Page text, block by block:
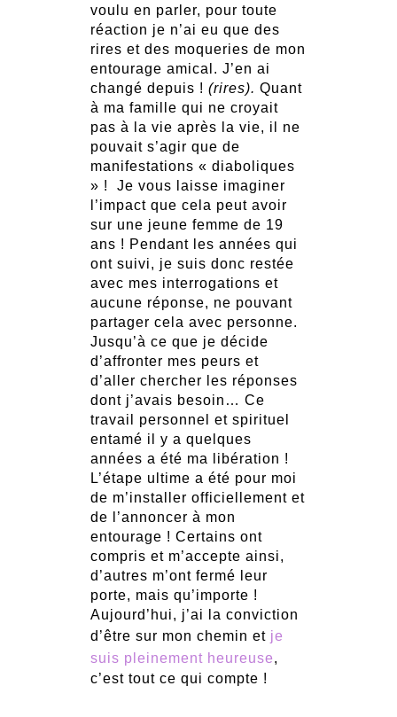
voulu en parler, pour toute
réaction je n’ai eu que des
rires et des moqueries de mon
entourage amical. J’en ai
changé depuis ! (rires). Quant
à ma famille qui ne croyait
pas à la vie après la vie, il ne
pouvait s’agir que de
manifestations « diaboliques
» ! Je vous laisse imaginer
l’impact que cela peut avoir
sur une jeune femme de 19
ans ! Pendant les années qui
ont suivi, je suis donc restée
avec mes interrogations et
aucune réponse, ne pouvant
partager cela avec personne.
Jusqu’à ce que je décide
d’affronter mes peurs et
d’aller chercher les réponses
dont j’avais besoin… Ce
travail personnel et spirituel
entamé il y a quelques
années a été ma libération !
L’étape ultime a été pour moi
de m’installer officiellement et
de l’annoncer à mon
entourage ! Certains ont
compris et m’accepte ainsi,
d’autres m’ont fermé leur
porte, mais qu’importe !
Aujourd’hui, j’ai la conviction
d’être sur mon chemin et je
suis pleinement heureuse,
c’est tout ce qui compte !